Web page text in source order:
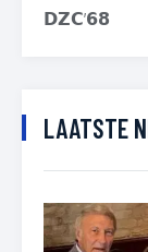
𝗗𝗭𝗖’𝟲𝟴
LAATSTE